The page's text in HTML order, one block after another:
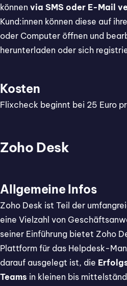
können via SMS oder E-Mail
Kund:innen können diese auf
oder Computer öffnen und
herunterladen oder sich
Kosten
Flixcheck beginnt bei 25 Euro
Zoho Desk
Allgemeine Infos
Zoho Desk ist Teil der
eine Vielzahl von
seiner Einführung bietet Zoho
Plattform für das Helpdesk-
darauf ausgelegt ist, die
Teams in kleinen bis